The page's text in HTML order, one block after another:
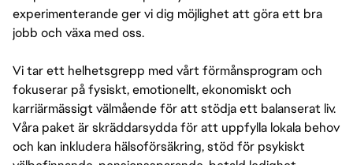
experimenterande ger vi dig möjlighet att göra ett bra
jobb och växa med oss.
Vi tar ett helhetsgrepp med vårt förmånsprogram och
fokuserar på fysiskt, emotionellt, ekonomiskt och
karriärmässigt välmående för att stödja ett balanserat liv.
Våra paket är skräddarsydda för att uppfylla lokala behov
och kan inkludera hälsoförsäkring, stöd för psykiskt